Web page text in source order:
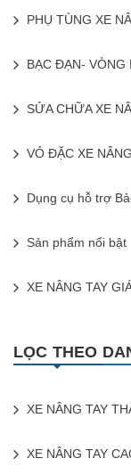
PHỤ TÙNG XE
BẠC ĐẠN- VÒNG
SỬA CHỮA XE
VỎ ĐẶC XE NÂNG
Dụng cụ hỗ trợ
Sản phẩm nổi bật
XE NÂNG TAY
LỌC THEO
XE NÂNG TAY
XE NÂNG TAY